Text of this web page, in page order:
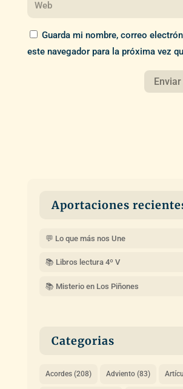
Guarda mi nombre, correo
este navegador para la próxima vez
Aportaciones
💬 Lo que más nos Une
📚 Libros lectura 4º V
📚 Misterio en Los Piñones
Categorias
Acordes(208) Adviento(83)